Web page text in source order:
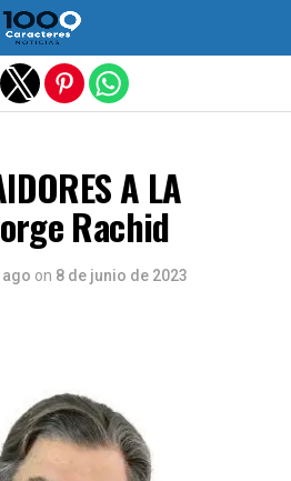
A LA
Rachid
on 8 de junio de 2023
la versión móvil